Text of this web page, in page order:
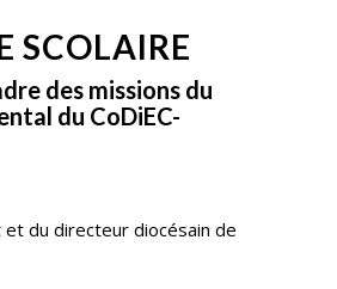
SCOLAIRE
des missions du
du CoDiEC-
du directeur diocésain de